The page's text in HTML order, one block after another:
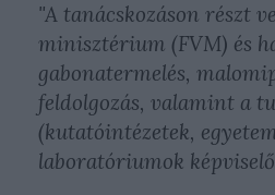
"A tanácskozáson részt
minisztérium (FVM) és
gabonatermelés,
feldolgozás, valamint a
(kutatóintézetek,
laboratóriumok